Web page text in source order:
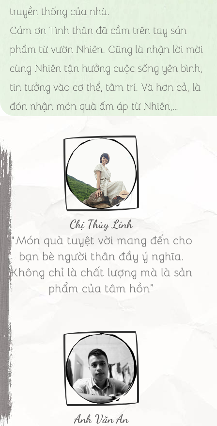
truyền thống của nhà.
Cảm ơn Tình thân đã cầm trên tay sản
phẩm từ vườn Nhiên. Cũng là nhận lời mời
cùng Nhiên tận hưởng cuộc sống yên bình,
tin tưởng vào cơ thể, tâm trí. Và hơn cả, là
đón nhận món quà ấm áp từ Nhiên,…
Chị Thùy Linh
"Món quà tuyệt vời mang đến cho
bạn bè người thân đầy ý nghĩa.
Không chỉ là chất lượng mà là sản
phẩm của tâm hồn”
Anh Văn An